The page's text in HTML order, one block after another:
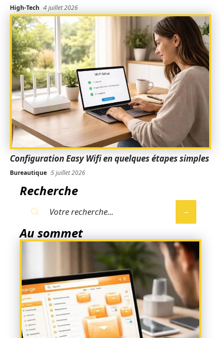
High-Tech 4 juillet 2026
Configuration Easy Wifi en quelques étapes simples
Bureautique 5 juillet 2026
Recherche
Au sommet